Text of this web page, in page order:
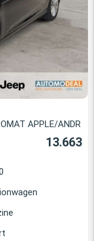
APPLE/ANDR
13.663